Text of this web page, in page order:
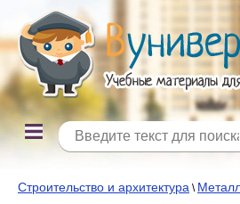
Строительство и архитектура \